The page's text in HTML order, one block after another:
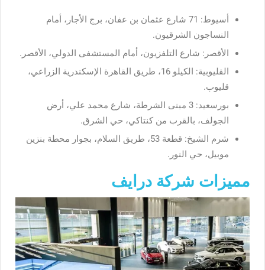
أسيوط: 71 شارع عثمان بن عفان، برج الأجار، أمام
النساجون الشرقيون.
الأقصر: شارع التلفزيون، أمام المستشفى الدولي، الأقصر.
القليوبية: الكيلو 16، طريق القاهرة الإسكندرية الزراعي،
قليوب.
بورسعيد: 3 مبنى الشرطة، شارع محمد علي، أرض
الجولف، بالقرب من كنتاكي، حي الشرق.
شرم الشيخ: قطعة 53، طريق السلام، بجوار محطة بنزين
موبيل، حي النور.
مميزات شركة درايف